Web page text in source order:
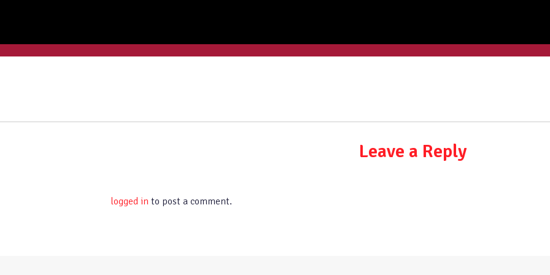
Leave a Reply
logged in to post a comment.